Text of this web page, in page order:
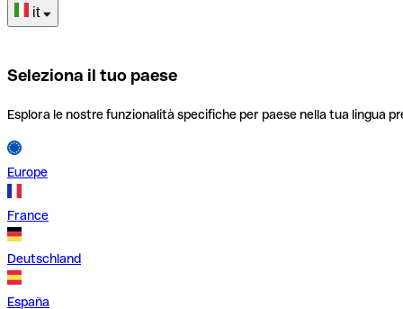
it
Seleziona il tuo paese
Esplora le nostre funzionalità specifiche per paese nella tua lingua
Europe
France
Deutschland
España